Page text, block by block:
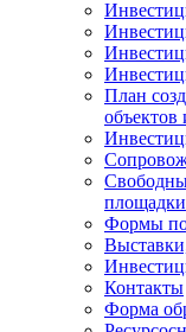
План
объектов
площадки
Формы
Контакты
Форма